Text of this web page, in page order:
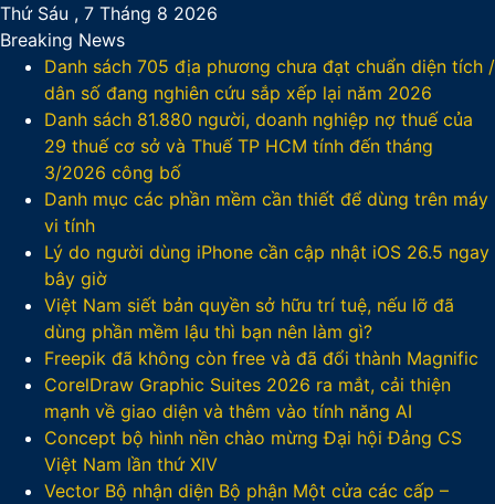
Thứ Sáu , 7 Tháng 8 2026
Breaking News
Danh sách 705 địa phương chưa đạt chuẩn diện tích /
dân số đang nghiên cứu sắp xếp lại năm 2026
Danh sách 81.880‬ người, doanh nghiệp nợ thuế của
29 thuế cơ sở và Thuế TP HCM tính đến tháng
3/2026 công bố
Danh mục các phần mềm cần thiết để dùng trên máy
vi tính
Lý do người dùng iPhone cần cập nhật iOS 26.5 ngay
bây giờ
Việt Nam siết bản quyền sở hữu trí tuệ, nếu lỡ đã
dùng phần mềm lậu thì bạn nên làm gì?
Freepik đã không còn free và đã đổi thành Magnific
CorelDraw Graphic Suites 2026 ra mắt, cải thiện
mạnh về giao diện và thêm vào tính năng AI
Concept bộ hình nền chào mừng Đại hội Đảng CS
Việt Nam lần thứ XIV
Vector Bộ nhận diện Bộ phận Một cửa các cấp –